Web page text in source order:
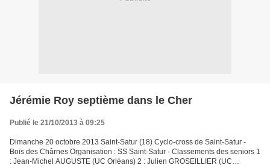
Jérémie Roy septième dans le Cher
Publié le 21/10/2013 à 09:25
Dimanche 20 octobre 2013 Saint-Satur (18) Cyclo-cross de Saint-Satur -
Bois des Chârnes Organisation : SS Saint-Satur - Classements des seniors 1
: Jean-Michel AUGUSTE (UC Orléans) 2 : Julien GROSEILLIER (UC